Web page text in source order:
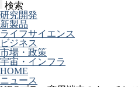
検索
研究開発
新製品
ライフサイエンス
ビジネス
市場・政策
宇宙・インフラ
HOME
ニュース